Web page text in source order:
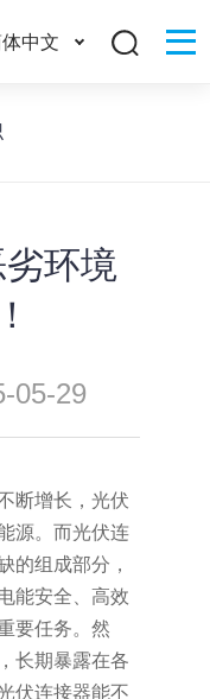
中文
环境
05-29
断增长，光伏
源。而光伏连
的组成部分，
能安全、高效
要任务。然
长期暴露在各
伏连接器能不